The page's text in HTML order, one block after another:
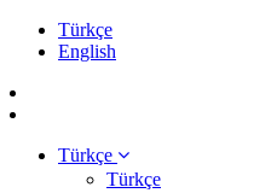
Türkçe
English
Türkçe
Türkçe